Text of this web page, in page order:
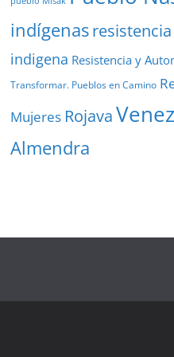
indígenasresistencia
indigena Resistencia y
Transformar. Pueblos en Camino
Mujeres Rojava
Almendra